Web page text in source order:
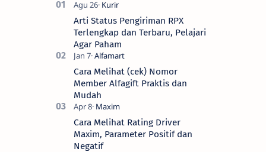
Arti Status Pengiriman RPX
Terlengkap dan Terbaru, Pelajari
Agar Paham
Cara Melihat (cek) Nomor
Member Alfagift Praktis dan
Mudah
Cara Melihat Rating Driver
Maxim, Parameter Positif dan
Negatif